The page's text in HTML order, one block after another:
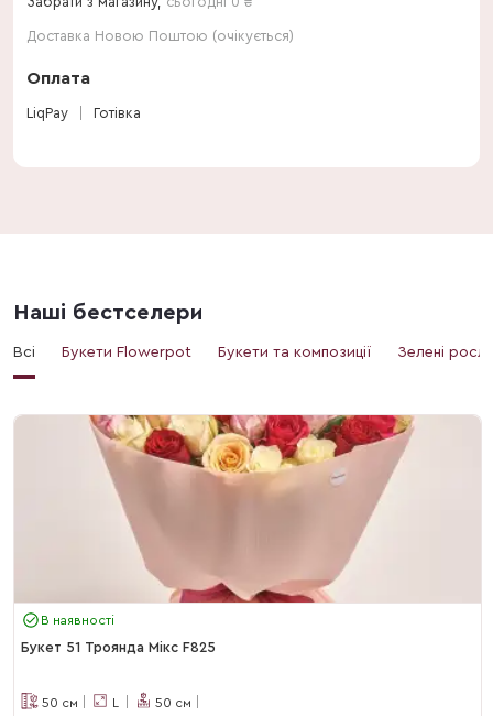
Доставка Новою Поштою (очікується)
Оплата
LiqPay Готівка
Наші бестселери
Всі Букети Flowerpot Букети та композиції Зелені
В наявності
Букет 51 Троянда Мікс F825
50 см L 50 см